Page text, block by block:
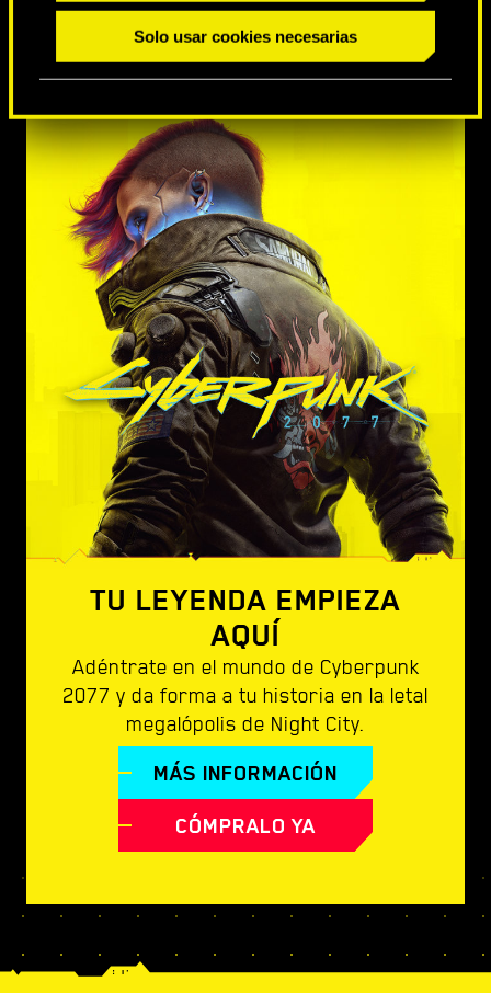
Solo usar cookies necesarias
TU LEYENDA EMPIEZA
AQUÍ
Adéntrate en el mundo de Cyberpunk
2077 y da forma a tu historia en la letal
megalópolis de Night City.
MÁS INFORMACIÓN
CÓMPRALO YA